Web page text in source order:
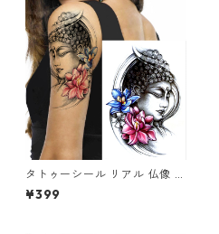
タトゥーシール リアル 仏像 ブ
ッダ 仏様 ほとけ 仏 蓮 蓮の花
仏教 入れ墨 刺青 ボディアート
¥399